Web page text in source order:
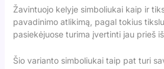
Žavintuojo kelyje simboliukai kaip ir
pavadinimo atlikimą, pagal tokius
pasiekėjuose turima įvertinti jau prieš
Šio varianto simboliukai taip pat turi